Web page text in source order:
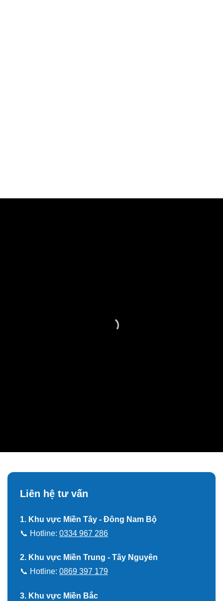
Liên hệ tư vấn
1. Khu vực Miền Tây - Đông Nam Bộ
📞 Hotline: 0334 967 286
2. Khu vực Miền Trung - Tây Nguyên
📞 Hotline: 0869 397 179
3. Khu vực Miền Bắc